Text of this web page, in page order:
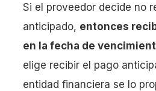
Si el proveedor decide no
anticipado, entonces
en la fecha de
elige recibir el pago
entidad financiera se lo